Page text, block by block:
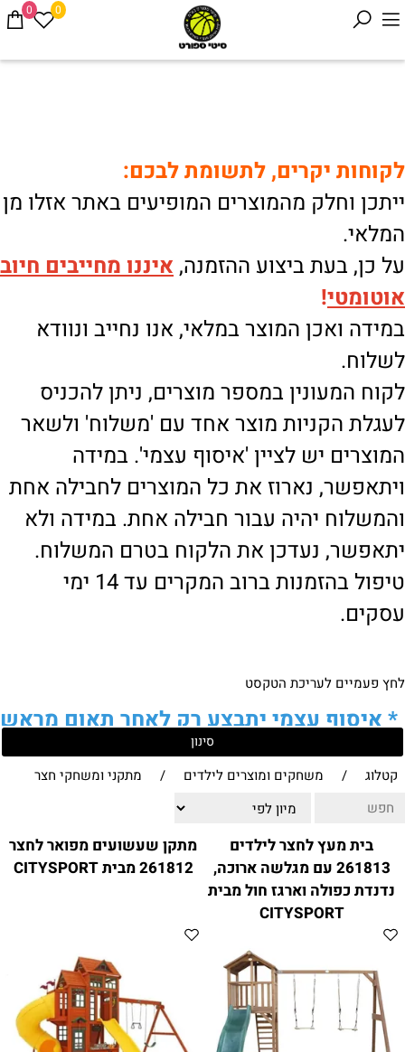
0 0
לקוחות יקרים, לתשומת לבכם:
ייתכן וחלק מהמוצרים המופיעים באתר אזלו מן
המלאי.
על כן, בעת ביצוע ההזמנה, איננו מחייבים חיוב
אוטומטי!
במידה ואכן המוצר במלאי, אנו נחייב ונוודא
לשלוח.
לקוח המעונין במספר מוצרים, ניתן להכניס
לעגלת הקניות מוצר אחד עם 'משלוח' ולשאר
המוצרים יש לציין 'איסוף עצמי'. במידה
ויתאפשר, נארוז את כל המוצרים לחבילה אחת
והמשלוח יהיה עבור חבילה אחת. במידה ולא
יתאפשר, נעדכן את הלקוח בטרם המשלוח.
טיפול בהזמנות ברוב המקרים עד 14 ימי
עסקים.
לחץ פעמיים לעריכת הטקסט
*איסוף עצמי יתבצע רק לאחר תאום מראש
של הלקוח מול נציגנו!
לבירור נוסף ניתן ליצור עמנו קשר:
ווטצאפ הודעות בלבד ):
מענה טלפוני:04-8411075
,
04-8411010
בין השעות 9:00-17:00
לחיצת כפתור"צור קשר"
דוא"ל:
citysport1@013.net
citysport2@013.net
סינון
קטלוג / משחקים ומוצרים לילדים / מתקני ומשחקי חצר
בית מעץ לחצר לילדים
261813 עם מגלשה ארוכה,
נדנדת כפולה וארגז חול מבית
CITYSPORT
מתקן שעשועים מפואר לחצר
261812 מבית CITYSPORT